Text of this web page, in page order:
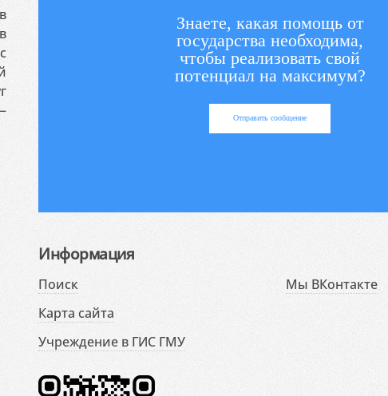
Знаете, какая помощь от
государства необходима,
чтобы реализовать свой
потенциал на максимум?
Отправить сообщение
Информация
Поиск
Карта сайта
Учреждение в ГИС ГМУ
Мы ВКонтакте